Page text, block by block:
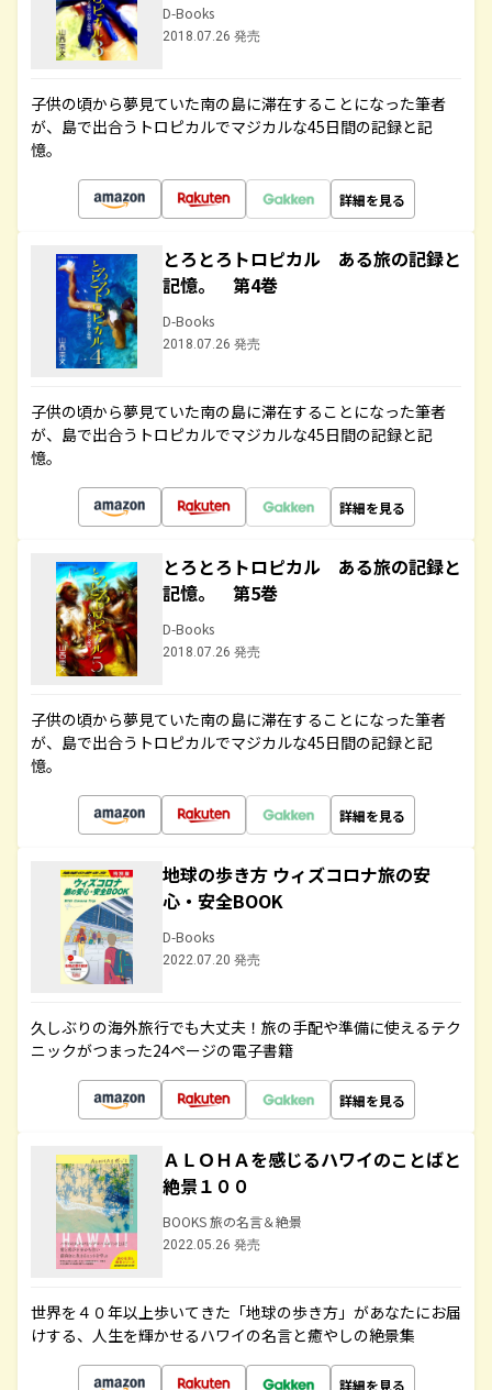
D-Books
2018.07.26 発売
子供の頃から夢見ていた南の島に滞在することになった筆者
が、島で出合うトロピカルでマジカルな45日間の記録と記
憶。
詳細を見る
とろとろトロピカル ある旅の記録と
記憶。 第4巻
D-Books
2018.07.26 発売
子供の頃から夢見ていた南の島に滞在することになった筆者
が、島で出合うトロピカルでマジカルな45日間の記録と記
憶。
詳細を見る
とろとろトロピカル ある旅の記録と
記憶。 第5巻
D-Books
2018.07.26 発売
子供の頃から夢見ていた南の島に滞在することになった筆者
が、島で出合うトロピカルでマジカルな45日間の記録と記
憶。
詳細を見る
地球の歩き方 ウィズコロナ旅の安
心・安全BOOK
D-Books
2022.07.20 発売
久しぶりの海外旅行でも大丈夫！旅の手配や準備に使えるテク
ニックがつまった24ページの電子書籍
詳細を見る
ＡＬＯＨＡを感じるハワイのことばと
絶景１００
BOOKS 旅の名言＆絶景
2022.05.26 発売
世界を４０年以上歩いてきた「地球の歩き方」があなたにお届
けする、人生を輝かせるハワイの名言と癒やしの絶景集
詳細を見る